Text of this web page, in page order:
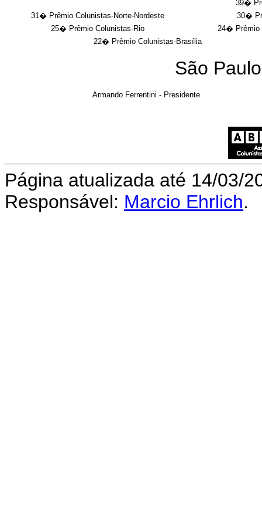
39�
31� Prêmio Colunistas-Norte-Nordeste 30�
25� Prêmio Colunistas-Rio
24� Prêmio
22� Prêmio Colunistas-Brasília
São
Armando Ferrentini - Presidente
Página atualizada até 14/03/
Responsável: Marcio Ehrlich.